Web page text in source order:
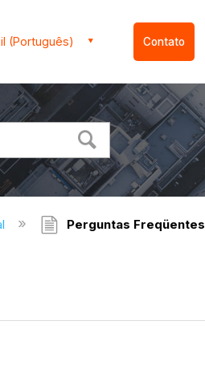
(Português) Contato
Perguntas Freqüentes